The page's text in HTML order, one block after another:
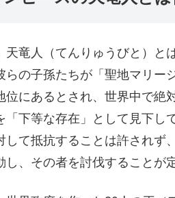
天竜人（てんりゅうびと）と
らの子孫たちが「聖地マリー
位にあるとされ、世界中で絶
「下等な存在」として見下し
して抵抗することは許されず
し、その者を討伐することが